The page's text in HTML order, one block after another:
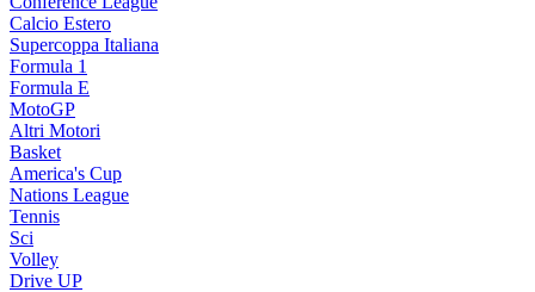
Calcio Estero
Supercoppa Italiana
Formula 1
Formula E
MotoGP
Altri Motori
Basket
America's Cup
Nations League
Tennis
Sci
Volley
Drive UP